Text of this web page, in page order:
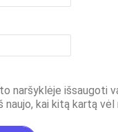
naršyklėje išsaugoti
kai kitą kartą